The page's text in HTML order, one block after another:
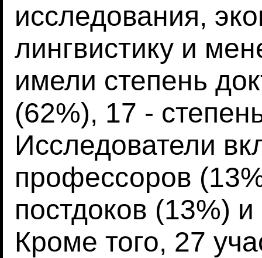
исследования,
лингвистику и
имели степень
(62%), 17 -
Исследователи
профессоров
постдоков (13%)
Кроме того, 27